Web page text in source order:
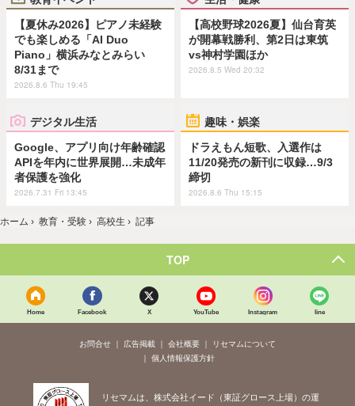
【夏休み2026】ピアノ未経験
でも楽しめる「AI Duo
Piano」横浜みなとみらい
8/31まで
2026.8.6 Thu 19:45
【高校野球2026夏】仙台育英
が開幕戦勝利、第2日は東筑
vs神村学園ほか
2026.8.5 Wed 20:32
デジタル生活
Google、アプリ向け年齢確認
APIを年内に世界展開…未成年
者保護を強化
2026.7.31 Fri 13:45
趣味・娯楽
ドラえもん短歌、入選作は
11/20発売の新刊に収録…9/3
締切
2026.8.6 Thu 15:15
ホーム › 教育・受験 › 高校生 › 記事
TOP
Home Facebook X YouTube Instagram line
お問合せ 広告掲載 会社概要
リセマムについて
個人情報保護方針
リセマムは、株式会社イード（東証グロース上場）の運